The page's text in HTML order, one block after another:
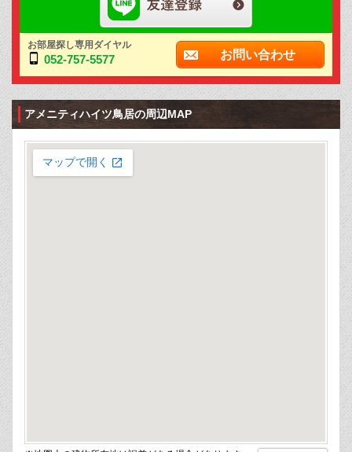
お部屋探し専用ダイヤル
052-757-5577 お問い合わせ
アメニティハイツ鳥居の周辺MAP